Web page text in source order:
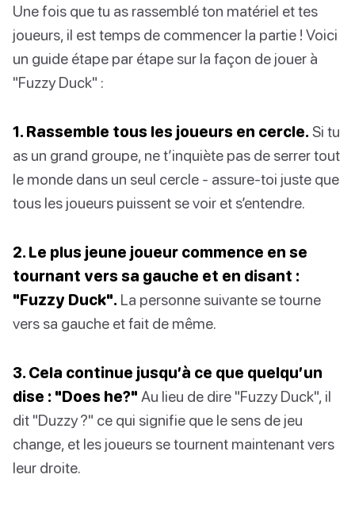
Une fois que tu as rassemblé ton matériel et tes
joueurs, il est temps de commencer la partie ! Voici
un guide étape par étape sur la façon de jouer à
"Fuzzy Duck" :
1. Rassemble tous les joueurs en cercle. Si tu
as un grand groupe, ne t’inquiète pas de serrer tout
le monde dans un seul cercle - assure-toi juste que
tous les joueurs puissent se voir et s’entendre.
2. Le plus jeune joueur commence en se
tournant vers sa gauche et en disant :
"Fuzzy Duck". La personne suivante se tourne
vers sa gauche et fait de même.
3. Cela continue jusqu’à ce que quelqu’un
dise : "Does he?" Au lieu de dire "Fuzzy Duck", il
dit "Duzzy ?" ce qui signifie que le sens de jeu
change, et les joueurs se tournent maintenant vers
leur droite.